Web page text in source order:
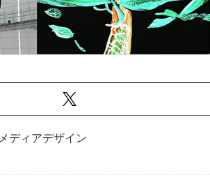
メディアデザイン